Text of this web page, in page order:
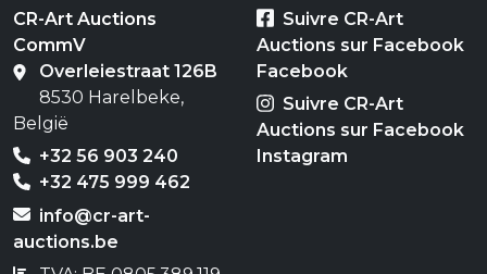
CR-Art Auctions
CommV
Overleiestraat 126B
8530 Harelbeke,
België
+32 56 903 240
+32 475 999 462
info@cr-art-
auctions.be
Suivre CR-Art
Auctions sur Facebook
Facebook
Suivre CR-Art
Auctions sur Facebook
Instagram